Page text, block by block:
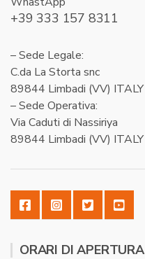
+39 333 157 8311
– Sede Legale:
C.da La Storta snc
89844 Limbadi (VV) ITALY
– Sede Operativa:
Via Caduti di Nassiriya
89844 Limbadi (VV) ITALY
ORARI DI APERTURA